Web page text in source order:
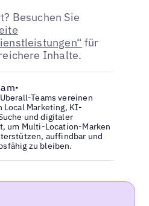
Besuchen Sie
für
Inhalte.
•
Teams vereinen
Local Marketing, KI-
und digitaler
um Multi-Location-Marken
auffindbar und
zu bleiben.